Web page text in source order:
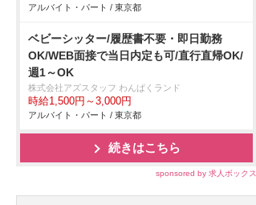
アルバイト・パート / 東京都
ベビーシッター/履歴書不要・即日勤務
OK/WEB面接で当日内定も可/直行直帰OK/
週1～OK
株式会社アズスタッフ わんぱくランド
時給1,500円～3,000円
アルバイト・パート / 東京都
続きはこちら
sponsored by 求人ボックス